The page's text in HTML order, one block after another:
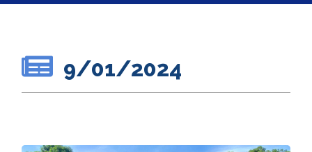
9/01/2024